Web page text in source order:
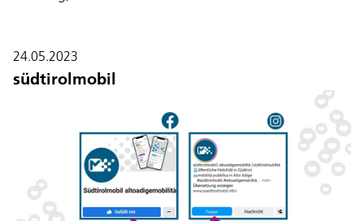
24.05.2023
südtirolmobil